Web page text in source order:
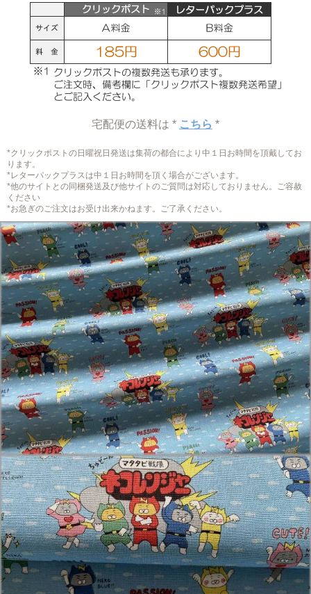
宅配便の送料は * こちら *
*クリックポストの日曜祝日発送は集荷の都合により中１日お時間を頂戴してお
ります。
*レターパックプラスは中１日お時間を頂く場合がございます。
*他のサイトとの同梱発送及び他サイトのご質問は対応しておりません。ご容赦
ください
*お急ぎのご注文はお受け出来かねます。ご了承ください。